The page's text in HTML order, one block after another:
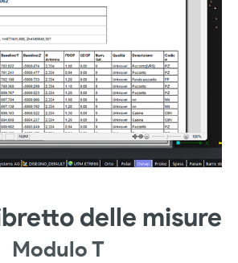
delle misure
Modulo T